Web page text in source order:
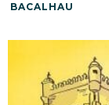
BACALHAU